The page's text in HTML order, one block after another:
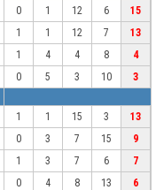
0 1 12 6
15
1 1 12 7
13
1 4 4 8
4
0 5 3 10
3
1 1 15 3
13
0 3 7 15
9
1 3 7 6
7
0 4 8 13
6